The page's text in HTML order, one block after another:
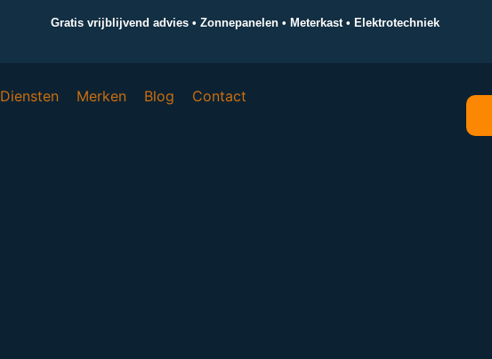
Gratis vrijblijvend advies • Zonnepanelen • Meterkast • Elektrotechniek
Diensten Merken Blog Contact